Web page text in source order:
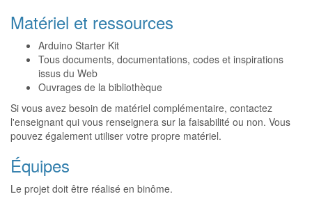
Matériel et ressources
Arduino Starter Kit
Tous documents, documentations, codes et inspirations
issus du Web
Ouvrages de la bibliothèque
Si vous avez besoin de matériel complémentaire, contactez
l'enseignant qui vous renseignera sur la faisabilité ou non. Vous
pouvez également utiliser votre propre matériel.
Équipes
Le projet doit être réalisé en binôme.